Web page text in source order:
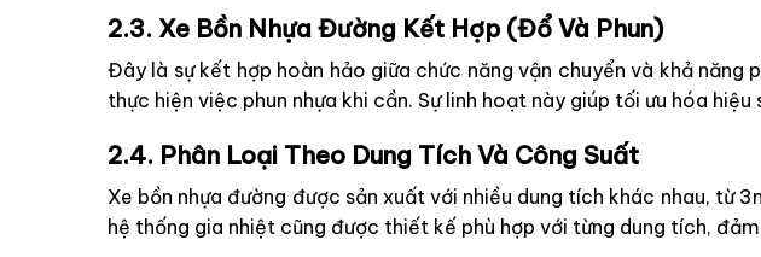
2.3. Xe Bồn Nhựa Đường Kết Hợp (Đổ Và Phun)
Đây là sự kết hợp hoàn hảo giữa chức năng vận chuyển và khả
thực hiện việc phun nhựa khi cần. Sự linh hoạt này giúp tối ưu hóa
2.4. Phân Loại Theo Dung Tích Và Công Suất
Xe bồn nhựa đường được sản xuất với nhiều dung tích khác nhau, từ
hệ thống gia nhiệt cũng được thiết kế phù hợp với từng dung tích,